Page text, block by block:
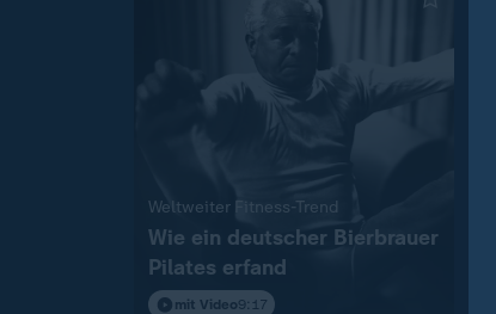
Weltweiter Fitness-Trend
Wie ein deutscher Bierbrauer
Pilates erfand
mit Video9:17